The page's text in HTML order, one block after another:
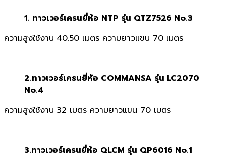
1. ทาวเวอร์เครนยี่ห้อ NTP รุ่น QTZ7526 No.3
ความสูงใช้งาน 40.50 เมตร ความยาวแขน 70 เมตร
2.ทาวเวอร์เครนยี่ห้อ COMMANSA รุ่น LC2070
No.4
ความสูงใช้งาน 32 เมตร ความยาวแขน 70 เมตร
3.ทาวเวอร์เครนยี่ห้อ QLCM รุ่น QP6016 No.1